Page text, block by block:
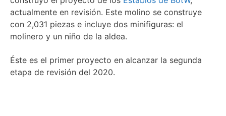
actualmente en revisión. Este molino se construye
con 2,031 piezas e incluye dos minifiguras: el
molinero y un niño de la aldea.
Éste es el primer proyecto en alcanzar la segunda
etapa de revisión del 2020.